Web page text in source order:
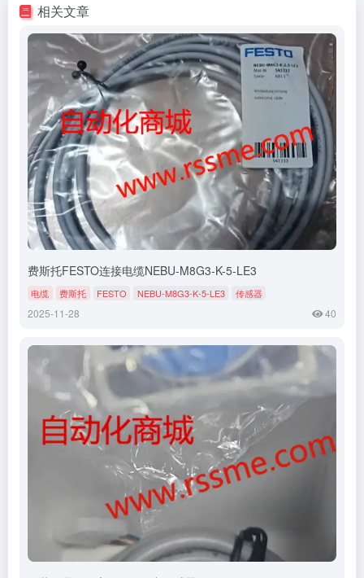
相关文章
费斯托FESTO连接电缆NEBU-M8G3-K-5-LE3
电缆 费斯托 FESTO NEBU-M8G3-K-5-LE3 传感器
2025-11-28 40